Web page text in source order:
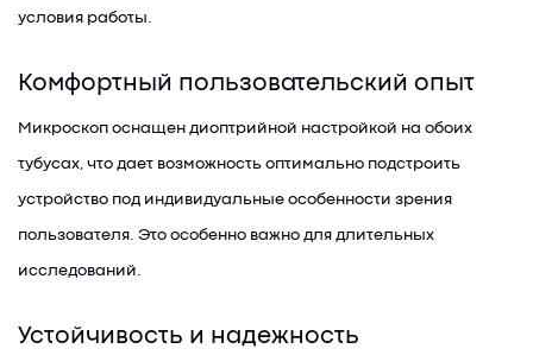
условия работы.
Комфортный пользовательский опыт
Микроскоп оснащен диоптрийной настройкой на обоих
тубусах, что дает возможность оптимально подстроить
устройство под индивидуальные особенности зрения
пользователя. Это особенно важно для длительных
исследований.
Устойчивость и надежность